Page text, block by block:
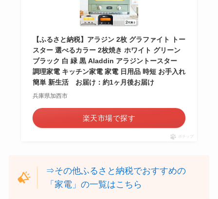
【ふるさと納税】アラジン 2枚 グラファイト トー
スター 選べるカラー 2枚焼き ホワイト グリーン
ブラック 白 緑 黒 Aladdin アラジントースター
調理家電 キッチン家電 家電 日用品 時短 お手入れ
簡単 新生活 お届け：約1ヶ月後お届け
兵庫県加西市
楽天市場で探す
ポチップ
⇒その他ふるさと納税でおすすめの
「家電」の一覧はこちら